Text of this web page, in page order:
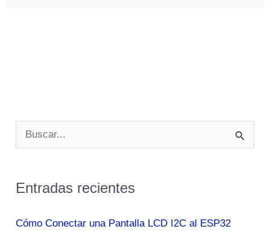
u
c
Entradas recientes
Cómo Conectar una Pantalla LCD I2C al ESP32